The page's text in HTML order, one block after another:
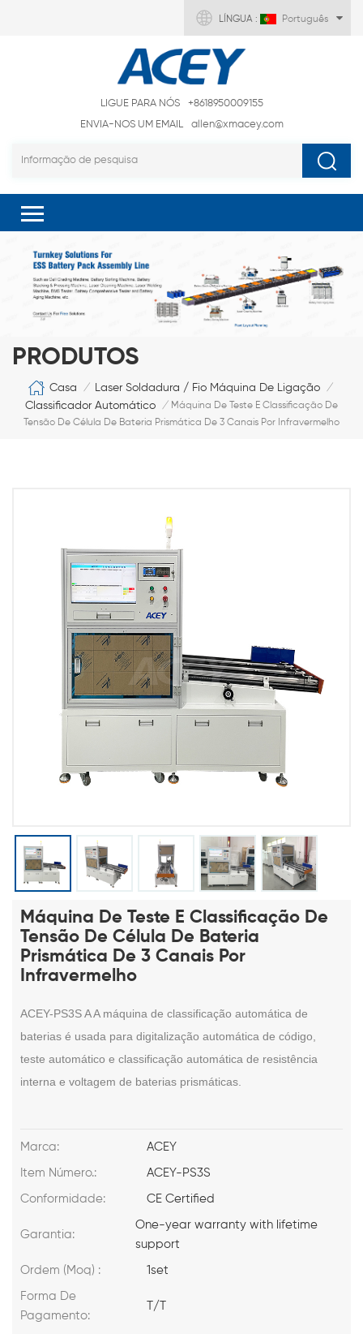
LÍNGUA : Português
LIGUE PARA NÓS
+8618950009155
ENVIA-NOS UM EMAIL
allen@xmacey.com
PRODUTOS
Casa / Laser Soldadura / Fio Máquina De Ligação /
Classificador Automático / Máquina De Teste E Classificação De
Tensão De Célula De Bateria Prismática De 3 Canais Por Infravermelho
Máquina De Teste E Classificação De
Tensão De Célula De Bateria
Prismática De 3 Canais Por
Infravermelho
ACEY-PS3S AA máquina de classificação automática de
baterias é usada para digitalização automática de código,
teste automático e classificação automática de resistência
interna e voltagem de baterias prismáticas.
Marca: ACEY
Item Número.: ACEY-PS3S
Conformidade: CE Certified
Garantia:
One-year warranty with lifetime
support
Ordem (Moq) : 1set
Forma De
Pagamento:
T/T